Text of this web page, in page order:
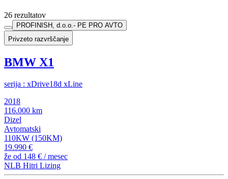
26 rezultatov
PROFINISH, d.o.o.- PE PRO AVTO
Privzeto razvrščanje
BMW X1
serija : xDrive18d xLine
2018
116.000 km
Dizel
Avtomatski
110KW (150KM)
19.990 €
že od 148 € / mesec
NLB Hitri Lizing